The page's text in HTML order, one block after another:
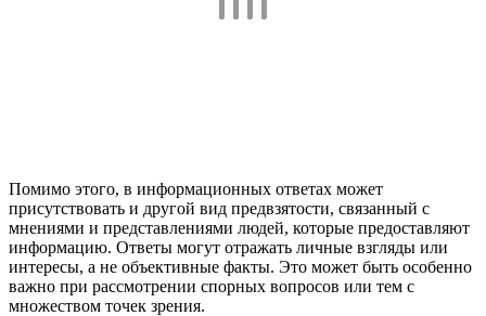
Помимо этого, в информационных ответах может
присутствовать и другой вид предвзятости, связанный с
мнениями и представлениями людей, которые предоставляют
информацию. Ответы могут отражать личные взгляды или
интересы, а не объективные факты. Это может быть особенно
важно при рассмотрении спорных вопросов или тем с
множеством точек зрения.